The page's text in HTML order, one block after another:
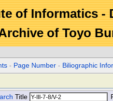
of Informatics -
of Toyo
- Page Number - Biliographic
Title